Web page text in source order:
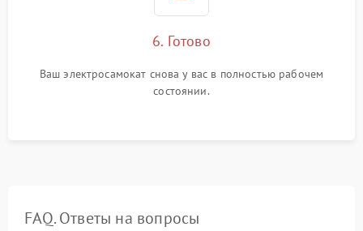
6. Готово
Ваш электросамокат снова у вас в полностью рабочем
состоянии.
FAQ. Ответы на вопросы